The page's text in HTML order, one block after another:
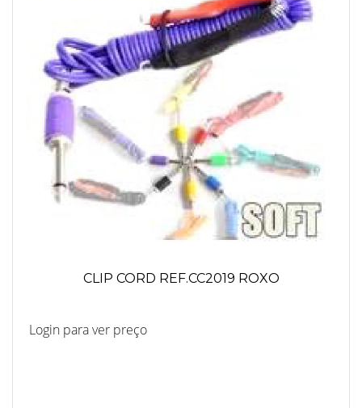
CLIP CORD REF.CC2019 ROXO
Login para ver preço